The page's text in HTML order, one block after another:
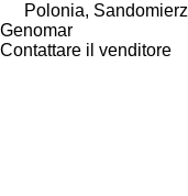
Polonia, Sandomierz
Genomar
Contattare il venditore